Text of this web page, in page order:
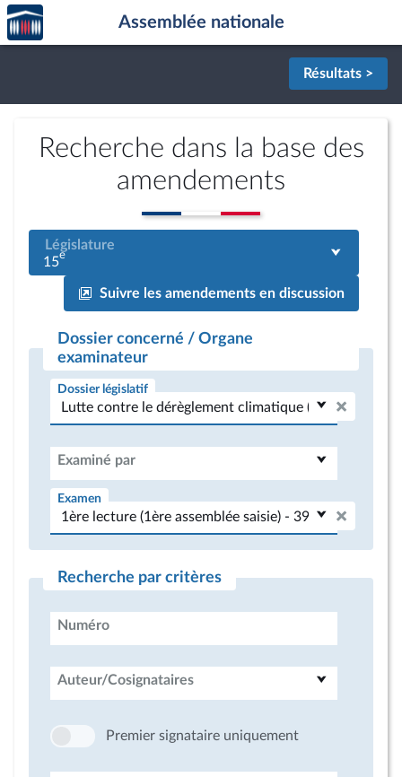
Aller au contenu
Aller en bas de la page
Accèder
à la
page
Assemblée nationale
Résultats >
Recherche dans la base des
amendements
Législature
15e
Suivre les amendements en discussion
Dossier concerné / Organe
examinateur
Dossier législatif
Examiné par
Examen
Recherche par critères
Numéro
Auteur/Cosignataires
Premier signataire uniquement